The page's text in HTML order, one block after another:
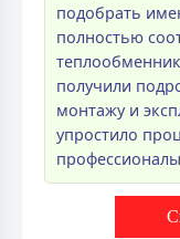
подобрать
полностью
получили
монтажу и
упростило